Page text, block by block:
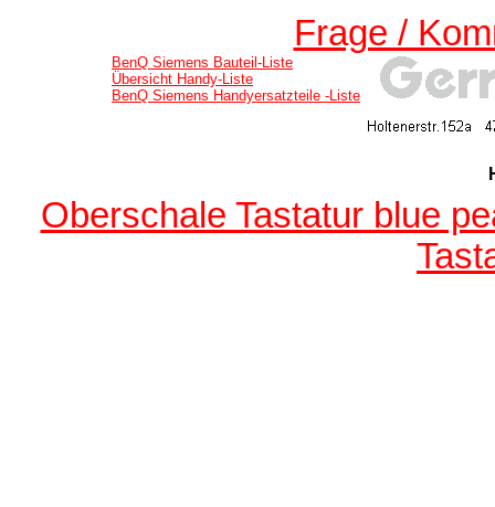
Frage /
BenQ Siemens Bauteil-Liste
Übersicht Handy-Liste
BenQ Siemens Handyersatzteile -Liste
Oberschale Tastatur blue